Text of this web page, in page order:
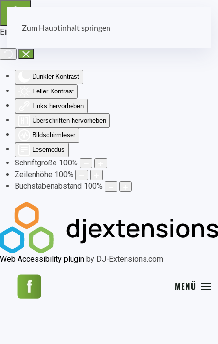
Eingabehilfen öffnen
Dunkler Kontrast
Heller Kontrast
Links hervorheben
Überschriften hervorheben
Bildschirmleser
Lesemodus
Schriftgröße 100%
Zeilenhöhe 100%
Buchstabenabstand 100%
Web Accessibility plugin by DJ-Extensions.com
Zum Hauptinhalt springen
MENÜ